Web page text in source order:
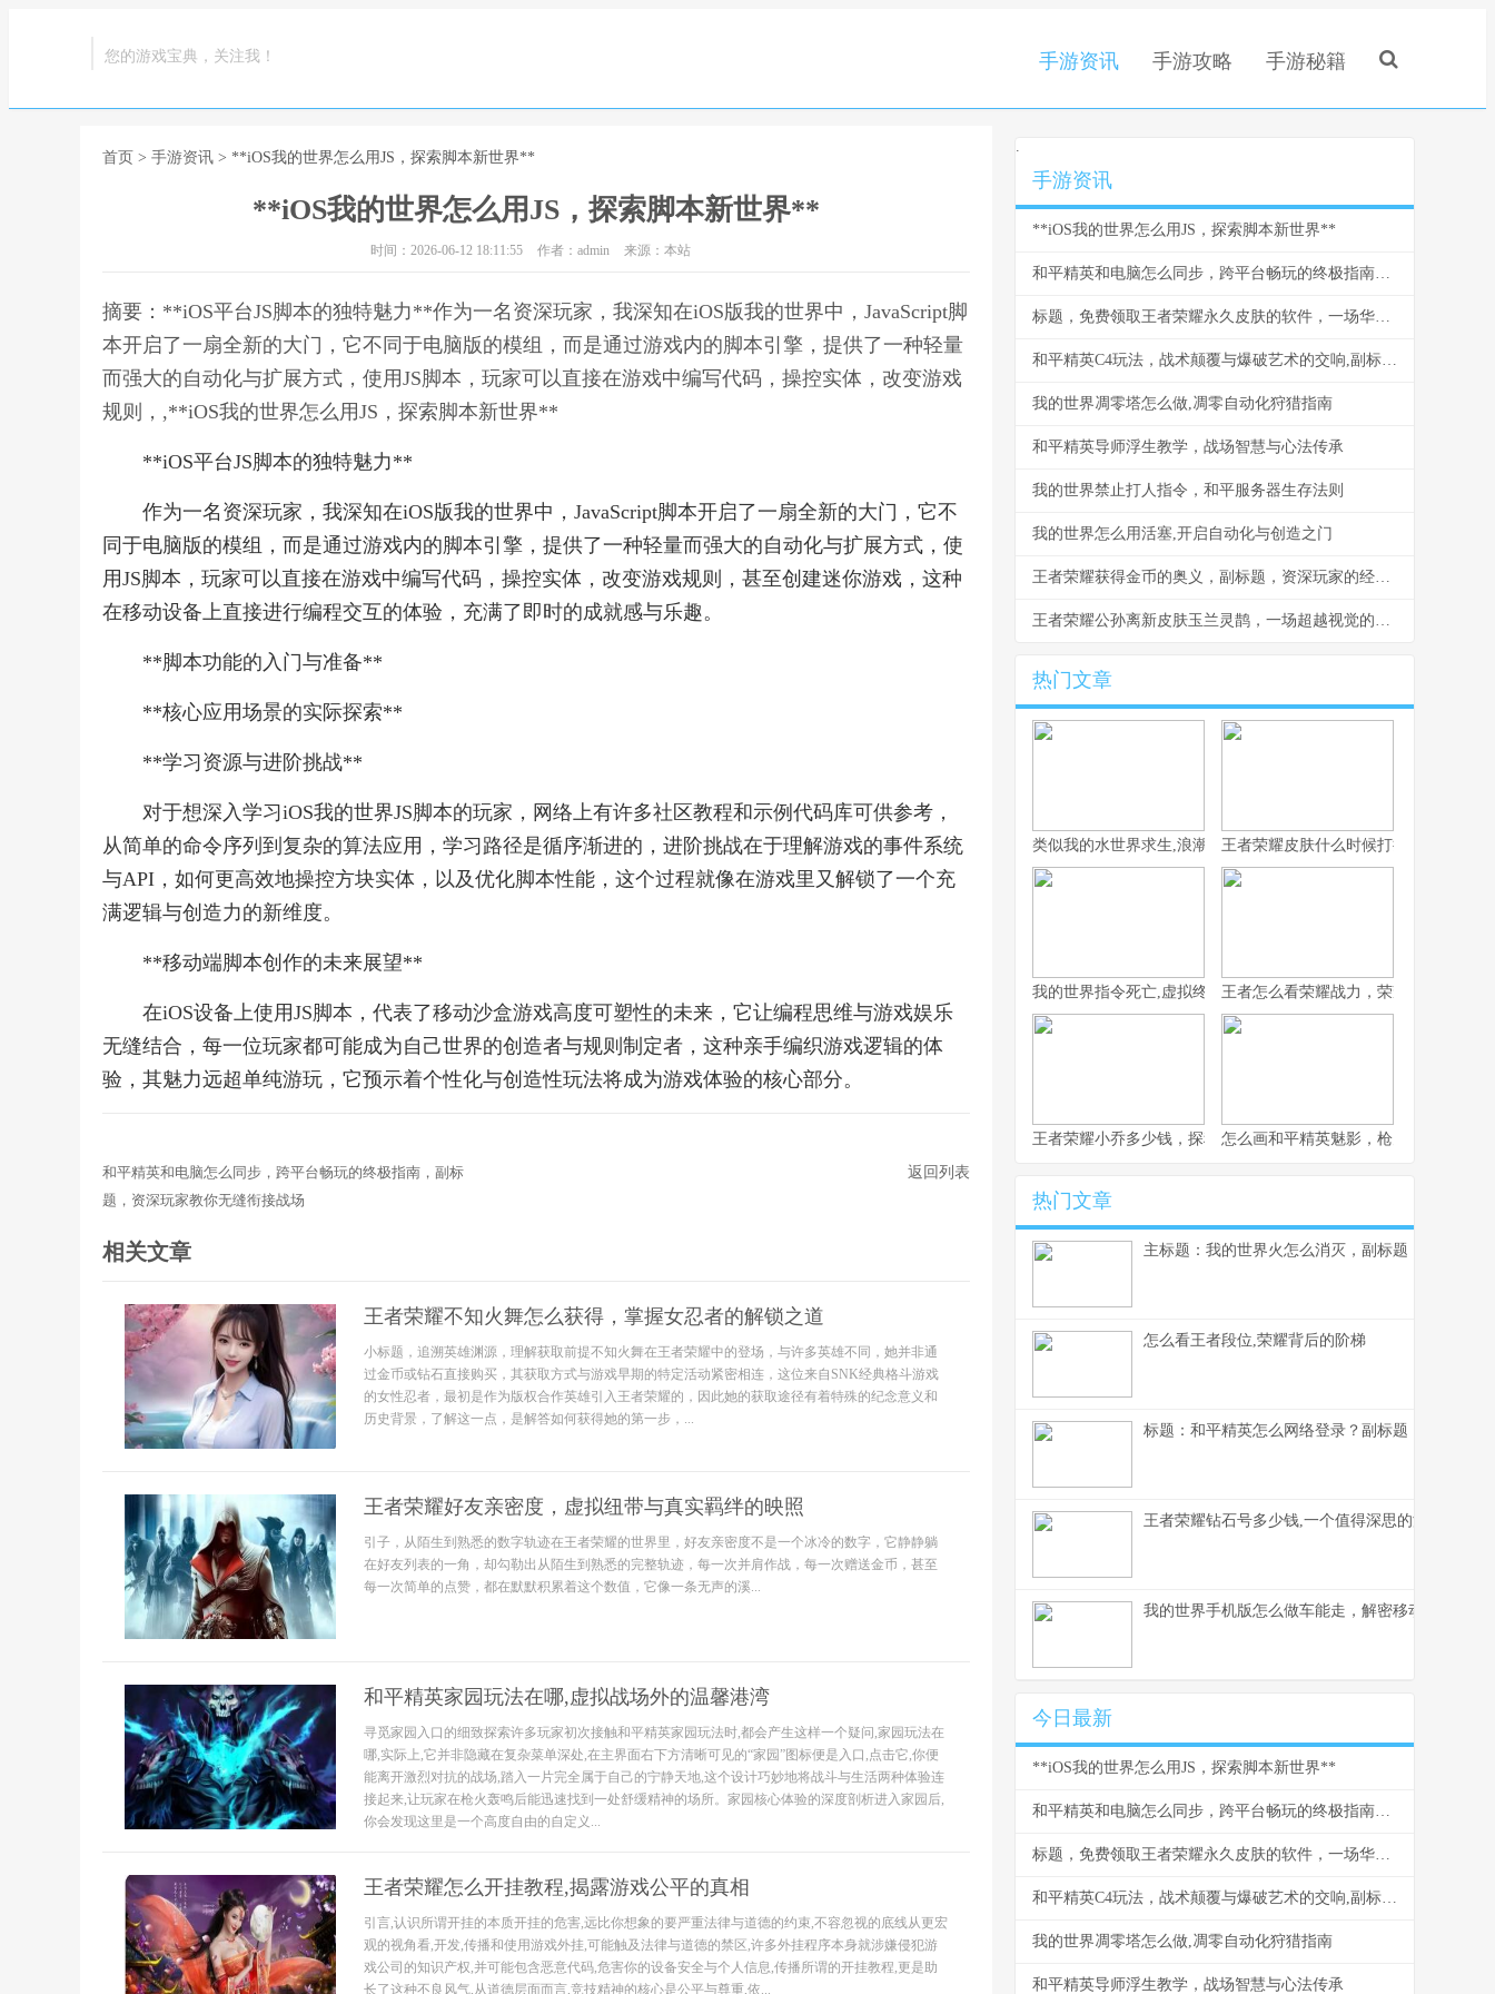
您的游戏宝典，关注我！ 手游资讯 手游攻略 手游秘籍
首页 > 手游资讯 > **iOS我的世界怎么用JS，探索脚本新世界**
**iOS我的世界怎么用JS，探索脚本新世界**
时间：2026-06-12 18:11:55 作者：admin 来源：本站
摘要：**iOS平台JS脚本的独特魅力**作为一名资深玩家，我深知在iOS版我的世界中，JavaScript脚
本开启了一扇全新的大门，它不同于电脑版的模组，而是通过游戏内的脚本引擎，提供了一种轻量
而强大的自动化与扩展方式，使用JS脚本，玩家可以直接在游戏中编写代码，操控实体，改变游戏
规则，,**iOS我的世界怎么用JS，探索脚本新世界**
**iOS平台JS脚本的独特魅力**
作为一名资深玩家，我深知在iOS版我的世界中，JavaScript脚本开启了一扇全新的大门，它不
同于电脑版的模组，而是通过游戏内的脚本引擎，提供了一种轻量而强大的自动化与扩展方式，使
用JS脚本，玩家可以直接在游戏中编写代码，操控实体，改变游戏规则，甚至创建迷你游戏，这种
在移动设备上直接进行编程交互的体验，充满了即时的成就感与乐趣。
**脚本功能的入门与准备**
**核心应用场景的实际探索**
**学习资源与进阶挑战**
对于想深入学习iOS我的世界JS脚本的玩家，网络上有许多社区教程和示例代码库可供参考，
从简单的命令序列到复杂的算法应用，学习路径是循序渐进的，进阶挑战在于理解游戏的事件系统
与API，如何更高效地操控方块实体，以及优化脚本性能，这个过程就像在游戏里又解锁了一个充
满逻辑与创造力的新维度。
**移动端脚本创作的未来展望**
在iOS设备上使用JS脚本，代表了移动沙盒游戏高度可塑性的未来，它让编程思维与游戏娱乐
无缝结合，每一位玩家都可能成为自己世界的创造者与规则制定者，这种亲手编织游戏逻辑的体
验，其魅力远超单纯游玩，它预示着个性化与创造性玩法将成为游戏体验的核心部分。
和平精英和电脑怎么同步，跨平台畅玩的终极指南，副标
题，资深玩家教你无缝衔接战场
返回列表
相关文章
王者荣耀不知火舞怎么获得，掌握女忍者的解锁之道
小标题，追溯英雄渊源，理解获取前提不知火舞在王者荣耀中的登场，与许多英雄不同，她并非通
过金币或钻石直接购买，其获取方式与游戏早期的特定活动紧密相连，这位来自SNK经典格斗游戏
的女性忍者，最初是作为版权合作英雄引入王者荣耀的，因此她的获取途径有着特殊的纪念意义和
历史背景，了解这一点，是解答如何获得她的第一步，...
王者荣耀好友亲密度，虚拟纽带与真实羁绊的映照
引子，从陌生到熟悉的数字轨迹在王者荣耀的世界里，好友亲密度不是一个冰冷的数字，它静静躺
在好友列表的一角，却勾勒出从陌生到熟悉的完整轨迹，每一次并肩作战，每一次赠送金币，甚至
每一次简单的点赞，都在默默积累着这个数值，它像一条无声的溪...
和平精英家园玩法在哪,虚拟战场外的温馨港湾
寻觅家园入口的细致探索许多玩家初次接触和平精英家园玩法时,都会产生这样一个疑问,家园玩法在
哪,实际上,它并非隐藏在复杂菜单深处,在主界面右下方清晰可见的“家园”图标便是入口,点击它,你便
能离开激烈对抗的战场,踏入一片完全属于自己的宁静天地,这个设计巧妙地将战斗与生活两种体验连
接起来,让玩家在枪火轰鸣后能迅速找到一处舒缓精神的场所。家园核心体验的深度剖析进入家园后,
你会发现这里是一个高度自由的自定义...
王者荣耀怎么开挂教程,揭露游戏公平的真相
引言,认识所谓开挂的本质开挂的危害,远比你想象的要严重法律与道德的约束,不容忽视的底线从更宏
观的视角看,开发,传播和使用游戏外挂,可能触及法律与道德的禁区,许多外挂程序本身就涉嫌侵犯游
戏公司的知识产权,并可能包含恶意代码,危害你的设备安全与个人信息,传播所谓的开挂教程,更是助
长了这种不良风气,从道德层面而言,竞技精神的核心是公平与尊重,依...
.
手游资讯
**iOS我的世界怎么用JS，探索脚本新世界**
和平精英和电脑怎么同步，跨平台畅玩的终极指南，副标题，资深玩家教你无缝衔接战场
标题，免费领取王者荣耀永久皮肤的软件，一场华丽的电子幻梦
和平精英C4玩法，战术颠覆与爆破艺术的交响,副标题,静默引爆战场的全新维度
我的世界凋零塔怎么做,凋零自动化狩猎指南
和平精英导师浮生教学，战场智慧与心法传承
我的世界禁止打人指令，和平服务器生存法则
我的世界怎么用活塞,开启自动化与创造之门
王者荣耀获得金币的奥义，副标题，资深玩家的经济掌控之道
王者荣耀公孙离新皮肤玉兰灵鹊，一场超越视觉的技艺对话
热门文章
类似我的水世界求生,浪潮中的孤独与希望王者荣耀皮肤什么时候打折，资深玩家
我的世界指令死亡,虚拟终结与真实隐喻王者怎么看荣耀战力，荣耀战力背后的
王者荣耀小乔多少钱，探秘获取成本与价值考量
怎么画和平精英魅影，枪火玫瑰的暗影
热门文章
主标题：我的世界火怎么消灭，副标题：资深玩家
怎么看王者段位,荣耀背后的阶梯
标题：和平精英怎么网络登录？副标题：资深玩家
王者荣耀钻石号多少钱,一个值得深思的游戏现象,
我的世界手机版怎么做车能走，解密移动载具的奥
今日最新
**iOS我的世界怎么用JS，探索脚本新世界**
和平精英和电脑怎么同步，跨平台畅玩的终极指南，副标题，资深玩家教你无缝衔接战场
标题，免费领取王者荣耀永久皮肤的软件，一场华丽的电子幻梦
和平精英C4玩法，战术颠覆与爆破艺术的交响,副标题,静默引爆战场的全新维度
我的世界凋零塔怎么做,凋零自动化狩猎指南
和平精英导师浮生教学，战场智慧与心法传承